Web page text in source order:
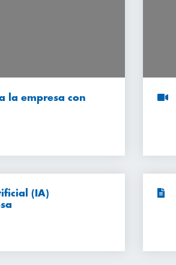
la empresa con
(IA)